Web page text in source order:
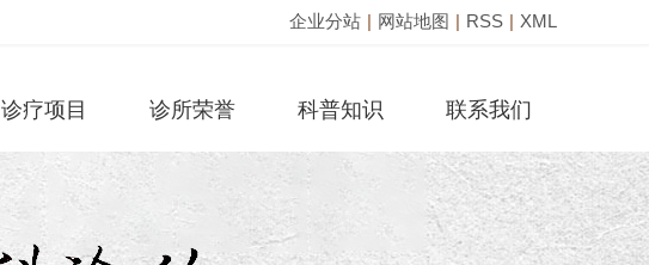
企业分站 | 网站地图 | RSS | XML
诊疗项目 诊所荣誉 科普知识 联系我们